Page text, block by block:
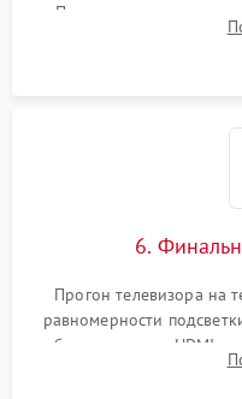
Подключение
Сброс настроек и
6.
Прогон телевизора на
равномерности
работы разъемов HDMI,
в рабочем режиме